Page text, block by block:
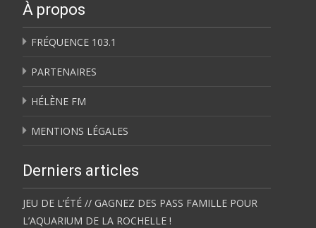
À propos
FRÉQUENCE 103.1
PARTENAIRES
HÉLÈNE FM
MENTIONS LÉGALES
Derniers articles
JEU DE L’ÉTÉ // GAGNEZ DES PASS FAMILLE POUR
L’AQUARIUM DE LA ROCHELLE !